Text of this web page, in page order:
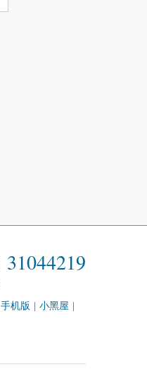
31044219
手机版 小黑屋